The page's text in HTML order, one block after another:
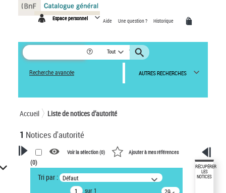
Espace personnel Aide Une question ? Historique
Tout
Recherche avancée AUTRES RECHERCHES
Accueil Liste de notices d’autorité
1 Notices d'autorité
VOTRE RECHERCHE
Recherche avancée dans les
Voir la sélection (0) Ajouter à mes références
(0)
Tri par : Défaut
sur 1
RÉCUPÉRER
LES
NOTICES
Panneau de gestion des cookies